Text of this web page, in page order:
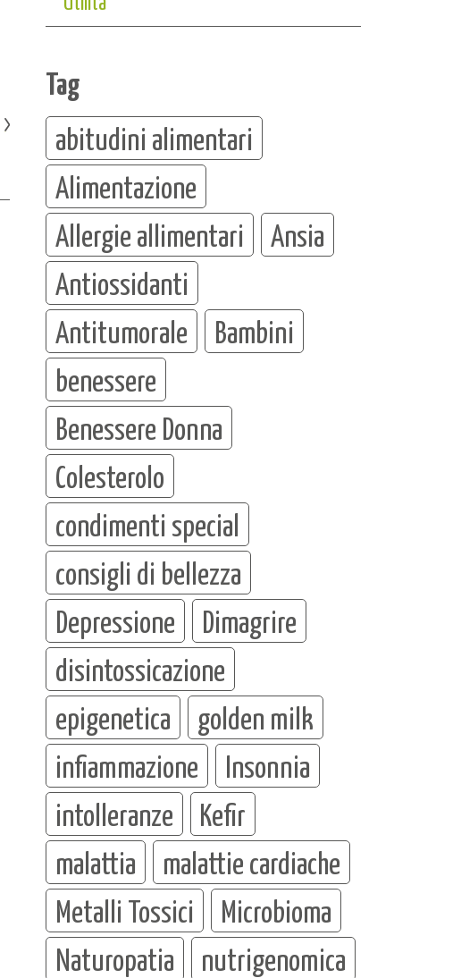
Tag
abitudini alimentari
Alimentazione
Allergie allimentari
Ansia
Antiossidanti
Antitumorale
Bambini
benessere
Benessere Donna
Colesterolo
condimenti special
consigli di bellezza
Depressione
Dimagrire
disintossicazione
epigenetica
golden milk
infiammazione
Insonnia
intolleranze
Kefir
malattia
malattie cardiache
Metalli Tossici
Microbioma
Naturopatia
nutrigenomica